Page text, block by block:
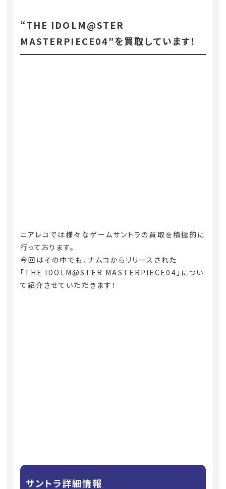
“THE IDOLM@STER
MASTERPIECE04″を買取しています！
ニアレコでは様々なゲームサントラの買取を積極的に
行っております。
今回はその中でも、ナムコからリリースされた
「THE IDOLM@STER MASTERPIECE04」につい
て紹介させていただきます！
サントラ詳細情報